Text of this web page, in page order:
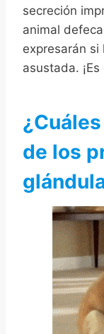
secreción
animal
expresarán
asustada.
de los